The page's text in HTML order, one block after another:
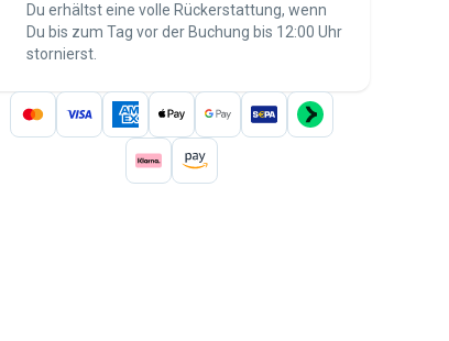
über die Pawshake-Garantieabgesichert zu
sein
Du erhältst eine volle Rückerstattung, wenn
Du bis zum Tag vor der Buchung bis 12:00 Uhr
stornierst.